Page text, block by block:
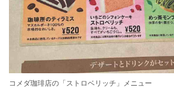
コメダ珈琲店の「ストロベリッチ」メニュー